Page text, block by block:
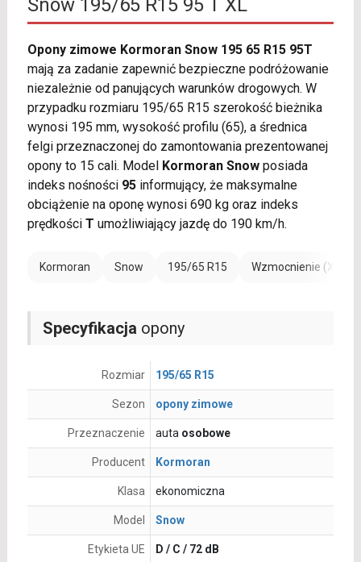
Snow 195/65 R15 95 T XL
Opony zimowe Kormoran Snow 195 65 R15 95T
mają za zadanie zapewnić bezpieczne podróżowanie
niezależnie od panujących warunków drogowych. W
przypadku rozmiaru 195/65 R15 szerokość bieżnika
wynosi 195 mm, wysokość profilu (65), a średnica
felgi przeznaczonej do zamontowania prezentowanej
opony to 15 cali. Model Kormoran Snowposiada
indeks nośności 95informujący, że maksymalne
obciążenie na oponę wynosi 690 kg oraz indeks
prędkości T umożliwiający jazdę do 190 km/h.
Kormoran Snow 195/65 R15 Wzmocnienie (XL)
Specyfikacja opony
Rozmiar 195/65 R15
Sezon opony zimowe
Przeznaczenie auta osobowe
Producent Kormoran
Klasa ekonomiczna
Model Snow
Etykieta UE D / C / 72 dB